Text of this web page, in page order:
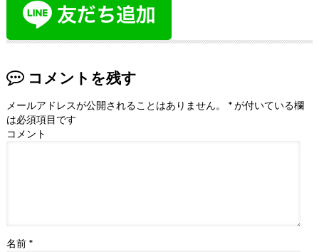
コメントを残す
メールアドレスが公開されることはありません。 *が付いている欄
は必須項目です
コメント
名前 *